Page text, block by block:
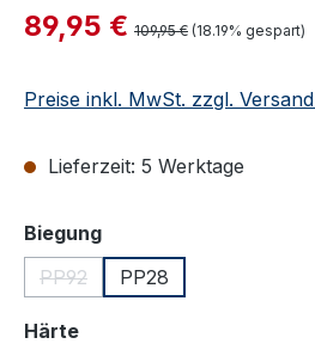
Verkaufspreis:
89,95 € Regulärer Preis:
109,95 € (18.19% gespart)
Preise inkl. MwSt. zzgl.
Lieferzeit: 5 Werktage
Biegungauswählen
PP92
(Diese Option ist zurzeit nicht
PP28
Härteauswählen